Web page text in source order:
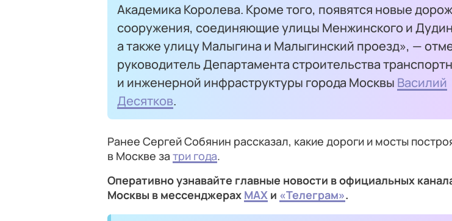
Академика Королева. Кроме того, появятся новые
сооружения, соединяющие улицы Менжинского и
а также улицу Малыгина и Малыгинский проезд», —
руководитель Департамента строительства
и инженерной инфраструктуры города Москвы Василий
Десятков.
Ранее Сергей Собянин рассказал, какие дороги и мосты
в Москве за три года.
Оперативно узнавайте главные новости в официальных
Москвы в мессенджерах MAX и «Телеграм».